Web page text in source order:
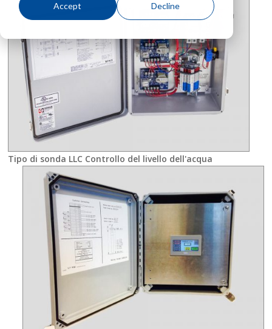
Accept Decline
Tipo di sonda LLC Controllo del livello dell'acqua